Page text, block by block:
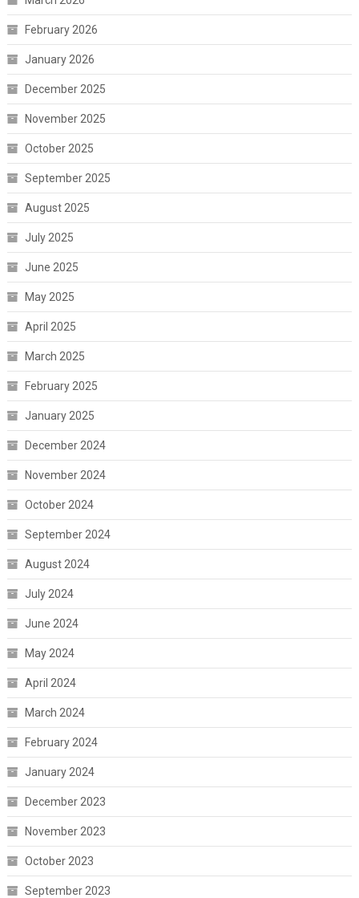
February 2026
January 2026
December 2025
November 2025
October 2025
September 2025
August 2025
July 2025
June 2025
May 2025
April 2025
March 2025
February 2025
January 2025
December 2024
November 2024
October 2024
September 2024
August 2024
July 2024
June 2024
May 2024
April 2024
March 2024
February 2024
January 2024
December 2023
November 2023
October 2023
September 2023